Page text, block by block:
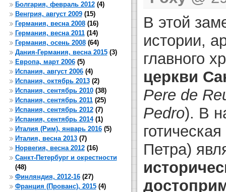
Болгария, февраль 2012(4)
Венгрия, август 2009(15)
Германия, весна 2008(16)
Германия, весна 2011(14)
Германия, осень 2008(64)
Дания-Германия, весна 2015(3)
Европа, март 2006(5)
Испания, август 2006(4)
Испания, октябрь 2013(2)
Испания, сентябрь 2010(38)
Испания, сентябрь 2011(25)
Испания, сентябрь 2012(7)
Испания, сентябрь 2014(1)
Италия (Рим), январь 2016(5)
Италия, весна 2013(7)
Норвегия, весна 2012(16)
Санкт-Петербург и окрестности
(48)
Финляндия, 2012-16(27)
Франция (Прованс), 2015(4)
В этой
истории,
главного
церкви
Pere de
Pedro). В
Петра)